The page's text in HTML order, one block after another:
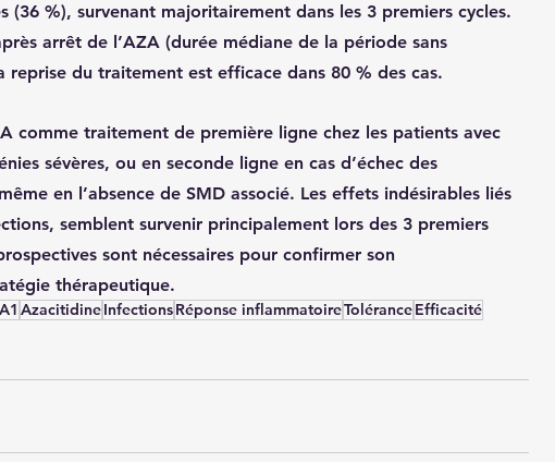
(36 %), survenant majoritairement dans les 3 premiers cycles.
arrêt de l’AZA (durée médiane de la période sans
reprise du traitement est efficace dans 80 % des cas.
comme traitement de première ligne chez les patients avec
sévères, ou en seconde ligne en cas d’échec des
même en l’absence de SMD associé. Les effets indésirables liés
, semblent survenir principalement lors des 3 premiers
sont nécessaires pour confirmer son
thérapeutique.
AzacitidineInfectionsRéponse inflammatoireToléranceEfficacité